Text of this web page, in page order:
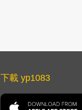
下載 yp1083